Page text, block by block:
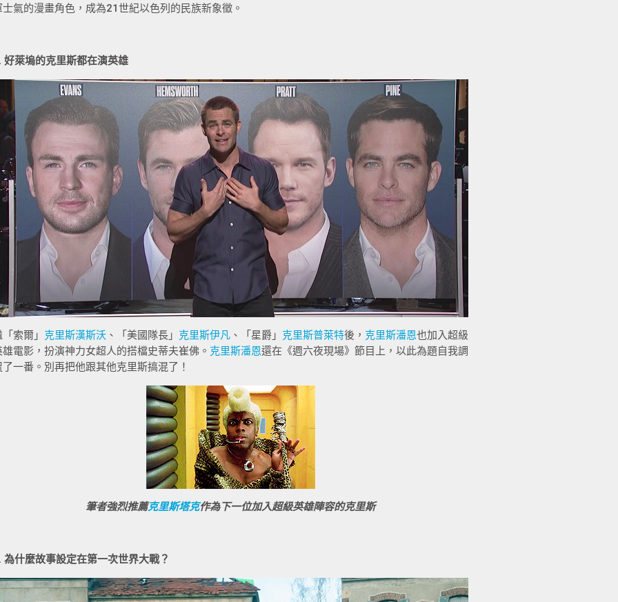
士氣的漫畫角色，成為21世紀以色列的民族新象徵。
好萊塢的克里斯都在演英雄
索爾」 克里斯漢斯沃 、「美國隊長」 克里斯伊凡 、「星爵」 克里斯普萊特後， 克里斯潘恩也加入超級
雄電影，扮演神力女超人的搭檔史蒂夫崔佛。 克里斯潘恩還在《週六夜現場》節目上，以此為題自我調
了一番。別再把他跟其他克里斯搞混了！
筆者強烈推薦克里斯塔克作為下一位加入超級英雄陣容的克里斯
為什麼故事設定在第一次世界大戰？